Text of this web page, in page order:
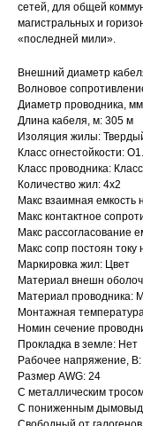
сетей, для общей
магистральных и
«последней мили».
Внешний диаметр
Волновое
Диаметр проводника,
Длина кабеля, м: 305 м
Изоляция жилы:
Класс огнестойкости:
Класс проводника:
Количество жил: 4x2
Макс взаимная
Макс контактное
Макс рассогласование
Макс сопр постоян
Маркировка жил: Цвет
Материал внешн
Материал проводника:
Монтажная
Номин сечение
Прокладка в земле: Нет
Рабочее напряжение,
Размер AWG: 24
С металлическим
С пониженным